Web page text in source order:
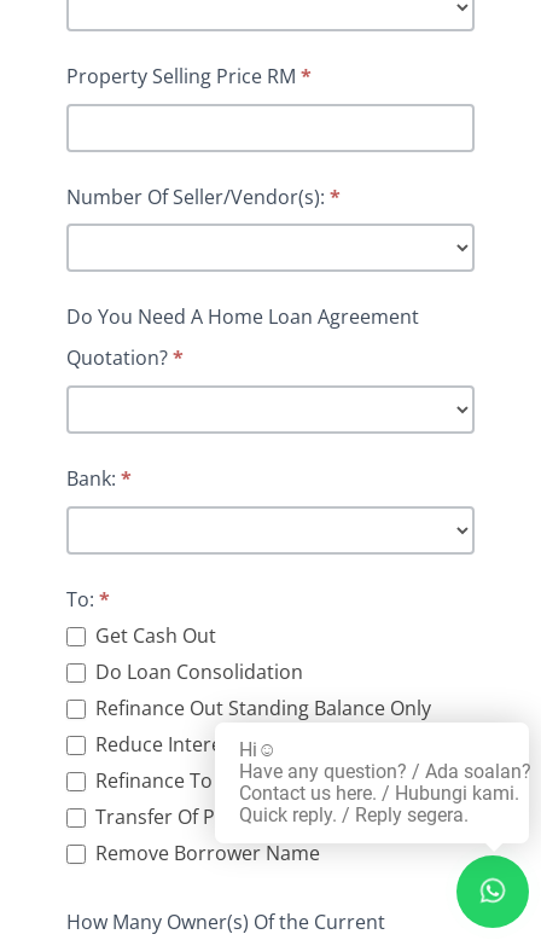
Property Selling Price RM *
Number Of Seller/Vendor(s): *
Do You Need A Home Loan Agreement
Quotation?*
Bank: *
To: *
Get Cash Out
Do Loan Consolidation
Refinance Out Standing Balance Only
Reduce Interest Rate
Refinance To Other Bank
Transfer Of Property
Remove Borrower Name
How Many Owner(s) Of the Current
Hi☺️
Have any question? / Ada soalan?
Contact us here. / Hubungi kami.
Quick reply. / Reply segera.